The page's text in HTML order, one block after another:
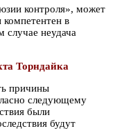
контроля», может
компетентен в
случае неудача
Торндайка
причины
следующему
были
будут